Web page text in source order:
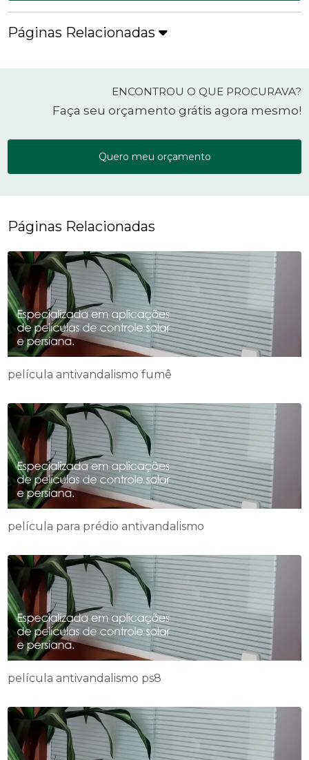
Páginas Relacionadas
ENCONTROU O QUE PROCURAVA?
Faça seu orçamento grátis agora mesmo!
Quero meu orçamento
Páginas Relacionadas
película antivandalismo fumê
película para prédio antivandalismo
película antivandalismo ps8